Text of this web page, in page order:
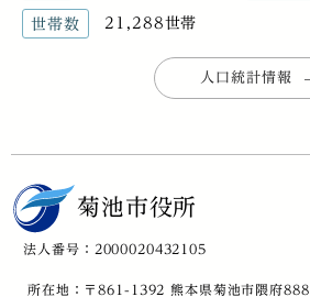
世帯数 21,288世帯
人口統計情報
菊池市役所
法人番号：2000020432105
所在地：〒861-1392 熊本県菊池市隈府888